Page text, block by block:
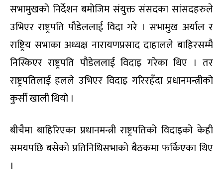
सभामुखको निर्देशन बमोजिम संयुक्त संसदका सांसदहरुले
उभिएर राष्ट्रपति पौडेललाई विदा गरे । सभामुख अर्याल र
राष्ट्रिय सभाका अध्यक्ष नारायणप्रसाद दाहालले बाहिरसम्मै
निस्किएर राष्ट्रपति पौडेललाई विदाइ गरेका थिए । तर
राष्ट्रपतिलाई हलले उभिएर विदाइ गरिरहँदा प्रधानमन्त्रीको
कुर्सी खाली थियो ।
बीचैमा बाहिरिएका प्रधानमन्त्री राष्ट्रपतिको विदाइको केही
समयपछि बसेको प्रतिनिधिसभाको बैठकमा फर्किएका थिए
।